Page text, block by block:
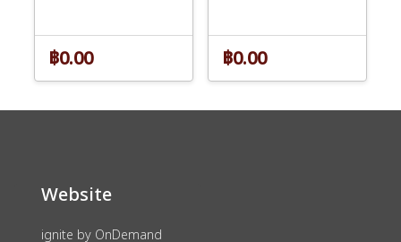
฿0.00 ฿0.00
Website
ignite by OnDemand